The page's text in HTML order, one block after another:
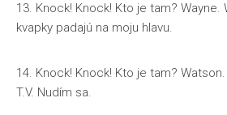
13. Knock! Knock! Kto je tam? Wayne.
kvapky padajú na moju hlavu.
14. Knock! Knock! Kto je tam?
T.V. Nudím sa.